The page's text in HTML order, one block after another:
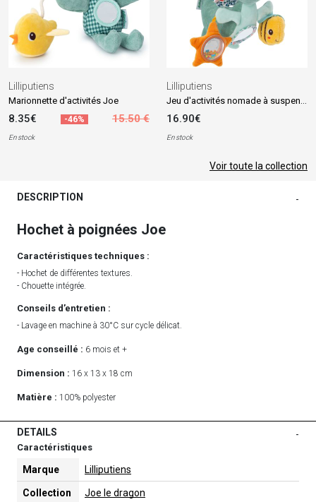
Lilliputiens
Marionnette d'activités Joe
8.35€ -46% 15.50 €
En stock
Lilliputiens
16.90€
En stock
Voir toute la collection
DESCRIPTION -
Hochet à poignées Joe
Caractéristiques techniques :
- Hochet de différentes textures.
- Chouette intégrée.
Conseils d’entretien :
- Lavage en machine à 30°C sur cycle délicat.
Age conseillé : 6 mois et +
Dimension : 16 x 13 x 18 cm
Matière : 100% polyester
DETAILS -
Caractéristiques
Marque Lilliputiens
Collection Joe le dragon